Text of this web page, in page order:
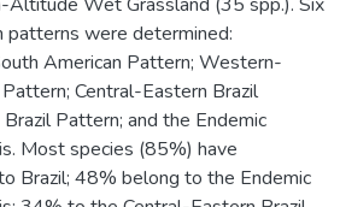
patterns were determined:
American Pattern; Western-
Central-Eastern Brazil
Pattern; and the Endemic
Most species (85%) have
Brazil; 48% belong to the Endemic